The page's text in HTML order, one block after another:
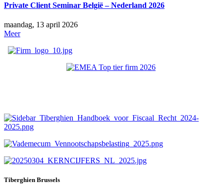
Private Client Seminar België – Nederland 2026
maandag, 13 april 2026
Meer
Tiberghien Brussels